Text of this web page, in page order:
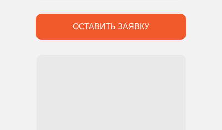
ОСТАВИТЬ ЗАЯВКУ